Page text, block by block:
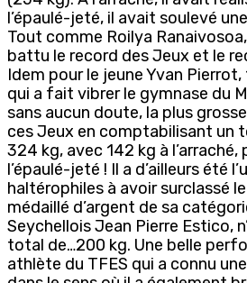
l’épaulé-jeté, il avait soulevé
Tout comme Roilya
battu le record des Jeux et le
Idem pour le jeune Yvan
qui a fait vibrer le gymnase du
sans aucun doute, la plus
ces Jeux en comptabilisant un
324 kg, avec 142 kg à l’arraché,
l’épaulé-jeté ! Il a d’ailleurs été
haltérophiles à avoir surclassé
médaillé d’argent de sa
Seychellois Jean Pierre Estico,
total de…200 kg. Une belle
athlète du TFES qui a connu